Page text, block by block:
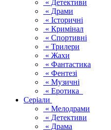
« Детективи
« Драми
« Історичні
« Кримінал
« Спортивні
« Трилери
« Жахи
« Фантастика
« Фентезі
« Музичні
« Еротика
Серіали
« Мелодрами
« Детективи
« Драма